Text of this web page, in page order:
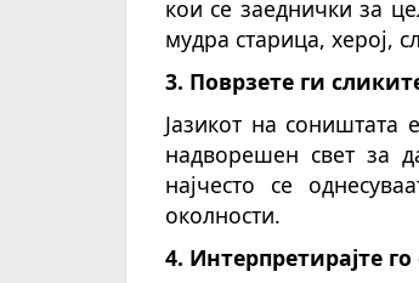
кои се заеднички за
мудра старица, херој,
3. Поврзете ги
Јазикот на
надворешен свет за
најчесто се
околности.
4. Интерпретирајте го